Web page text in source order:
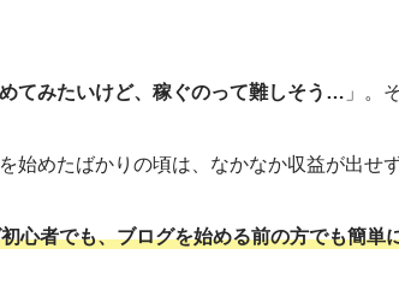
てみたいけど、稼ぐのって難しそう… 」。
始めたばかりの頃は、なかなか収益が出せ
心者でも、ブログを始める前の方でも簡単